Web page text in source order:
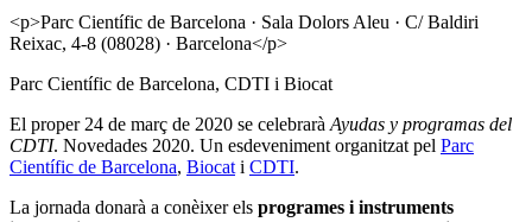
<p>Parc Científic de Barcelona · Sala Dolors Aleu · C/ Baldiri
Reixac, 4-8 (08028) · Barcelona</p>
Parc Científic de Barcelona, CDTI i Biocat
El proper 24 de març de 2020 se celebraràAyudas y programas del
CDTI. Novedades 2020. Un esdeveniment organitzat pel Parc
Científic de Barcelona, Biocati CDTI.
La jornada donarà a conèixer els programes i instruments